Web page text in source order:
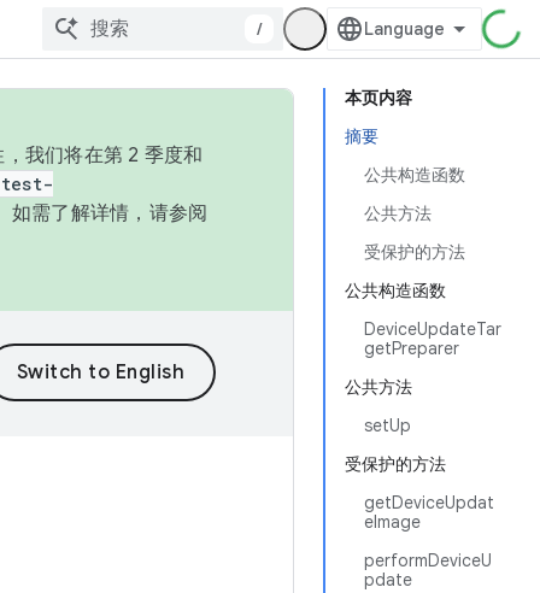
/
本页内容
摘要
公共构造函数
公共方法
受保护的方法
公共构造函数
DeviceUpdateTar
getPreparer
公共方法
setUp
受保护的方法
getDeviceUpdat
eImage
performDeviceU
pdate
我们将在第 2 季度和
如需了解详情，请参阅